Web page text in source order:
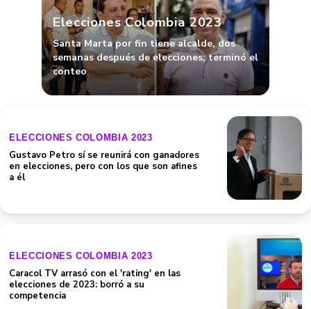
Elecciones Colombia 2023
Santa Marta por fin tiene alcalde, dos
semanas después de elecciones; terminó el
conteo
ELECCIONES COLOMBIA 2023
Gustavo Petro sí se reunirá con ganadores
en elecciones, pero con los que son afines
a él
ELECCIONES COLOMBIA 2023
Caracol TV arrasó con el 'rating' en las
elecciones de 2023: borró a su
competencia